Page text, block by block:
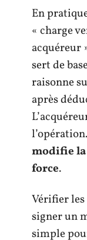
En
« charge
acquéreur
sert de
raisonne
après
l’opération.
modifie
force.
Vérifier les
signer un
simple